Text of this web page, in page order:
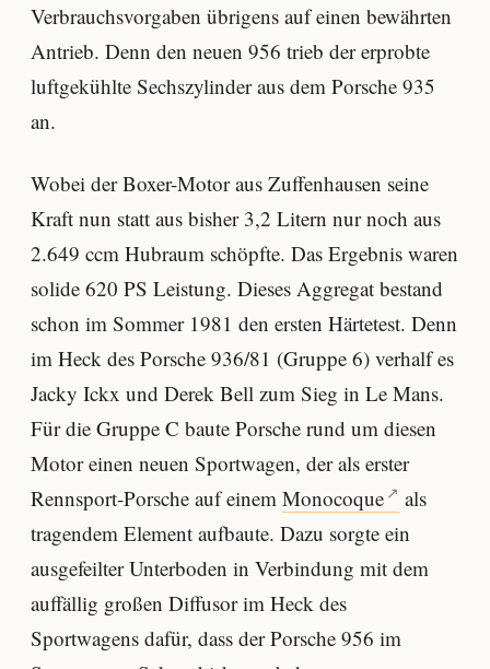
Verbrauchsvorgaben übrigens auf einen bewährten
Antrieb. Denn den neuen 956 trieb der erprobte
luftgekühlte Sechszylinder aus dem Porsche 935
an.
Wobei der Boxer-Motor aus Zuffenhausen seine
Kraft nun statt aus bisher 3,2 Litern nur noch aus
2.649 ccm Hubraum schöpfte. Das Ergebnis waren
solide 620 PS Leistung. Dieses Aggregat bestand
schon im Sommer 1981 den ersten Härtetest. Denn
im Heck des Porsche 936/81 (Gruppe 6) verhalf es
Jacky Ickx und Derek Bell zum Sieg in Le Mans.
Für die Gruppe C baute Porsche rund um diesen
Motor einen neuen Sportwagen, der als erster
Rennsport-Porsche auf einem Monocoque
als
tragendem Element aufbaute. Dazu sorgte ein
ausgefeilter Unterboden in Verbindung mit dem
auffällig großen Diffusor im Heck des
Sportwagens dafür, dass der Porsche 956 im